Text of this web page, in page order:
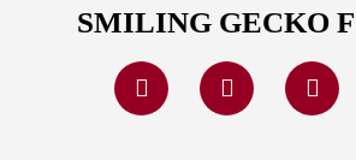
SMILING GECKO